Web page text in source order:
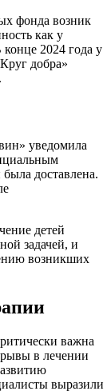
фонда возник
как у
2024 года у
добра»
уведомила
доставлена.
детей
задачей, и
возникших
важна
в лечении
выразили